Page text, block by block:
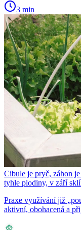
3 min
Cibule je pryč, záhon
tyhle plodiny, v září
Praxe využívání již
aktivní, obohacená a